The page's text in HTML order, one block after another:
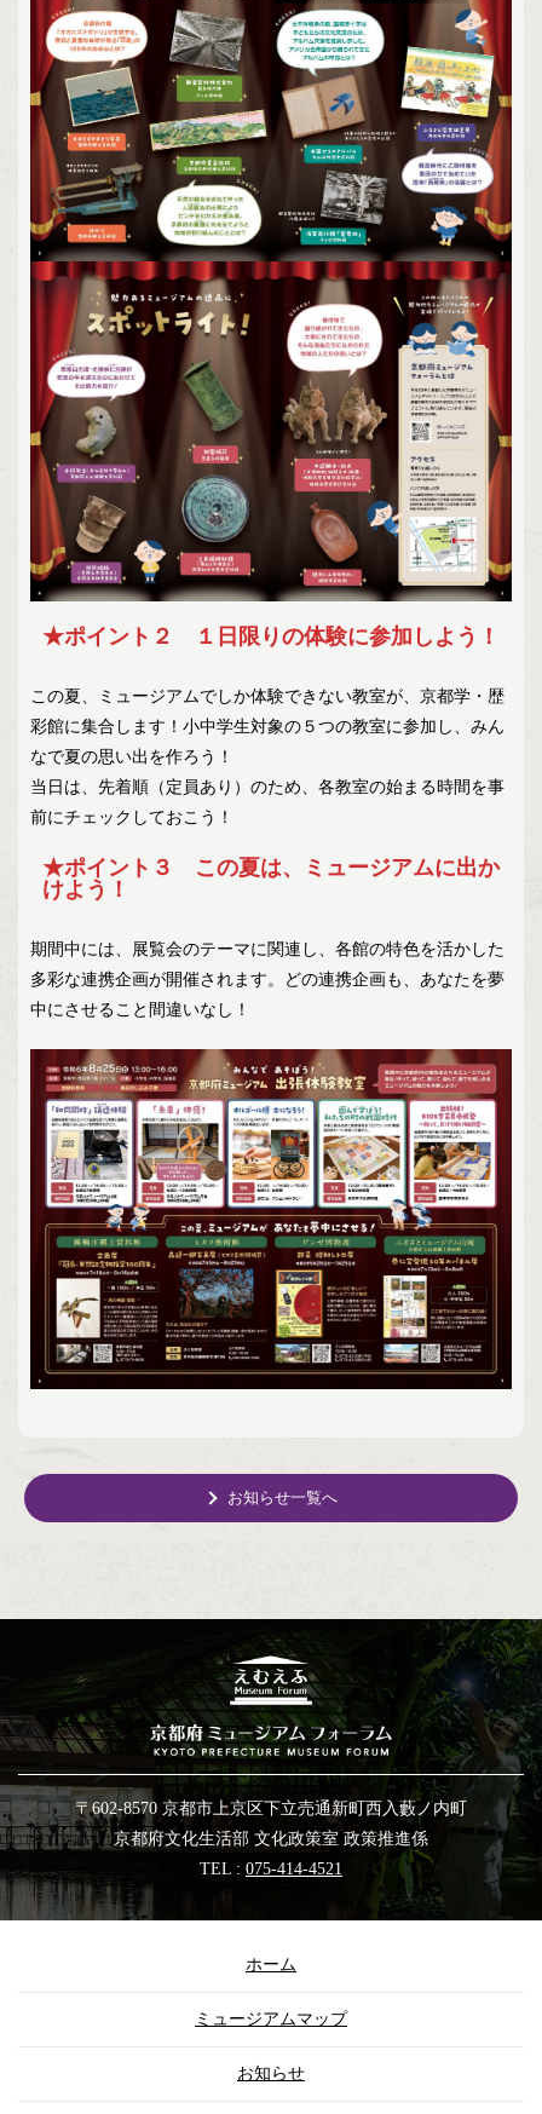
★ポイント２ １日限りの体験に参加しよう！
この夏、ミュージアムでしか体験できない教室が、京都学・歴
彩館に集合します！小中学生対象の５つの教室に参加し、みん
なで夏の思い出を作ろう！
当日は、先着順（定員あり）のため、各教室の始まる時間を事
前にチェックしておこう！
★ポイント３ この夏は、ミュージアムに出か
けよう！
期間中には、展覧会のテーマに関連し、各館の特色を活かした
多彩な連携企画が開催されます。どの連携企画も、あなたを夢
中にさせること間違いなし！
お知らせ一覧へ
〒602-8570 京都市上京区下立売通新町西入藪ノ内町
京都府文化生活部 文化政策室 政策推進係
TEL : 075-414-4521
ホーム
ミュージアムマップ
お知らせ